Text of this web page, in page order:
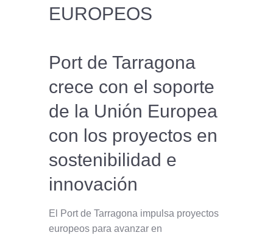
EUROPEOS
Port de Tarragona
crece con el soporte
de la Unión Europea
con los proyectos en
sostenibilidad e
innovación
El Port de Tarragona impulsa proyectos
europeos para avanzar en